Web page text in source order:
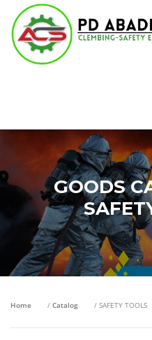
Lompat
konten
GOODS
Home / Catalog / SAFETY TOOLS